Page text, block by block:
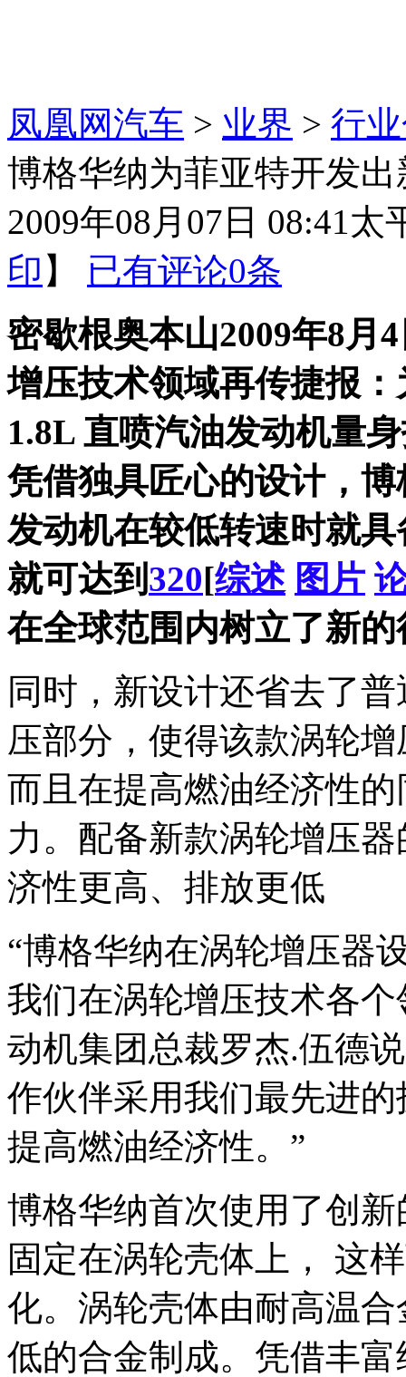
凤凰网汽车 > 业界 > 行
博格华纳为菲亚特开发
2009年08月07日 08:41太
印 】 已有评论0条
密歇根奥本山2009年8月
增压技术领域再传捷报：
1.8L 直喷汽油发动机量
凭借独具匠心的设计，
发动机在较低转速时就
就可达到 320[综述 图片
在全球范围内树立了新
同时，新设计还省去了
压部分，使得该款涡轮
而且在提高燃油经济性
力。配备新款涡轮增压
济性更高、排放更低
“博格华纳在涡轮增压器
我们在涡轮增压技术各个
动机集团总裁罗杰.伍德
作伙伴采用我们最先进
提高燃油经济性。”
博格华纳首次使用了创
固定在涡轮壳体上， 这
化。涡轮壳体由耐高温
低的合金制成。凭借丰